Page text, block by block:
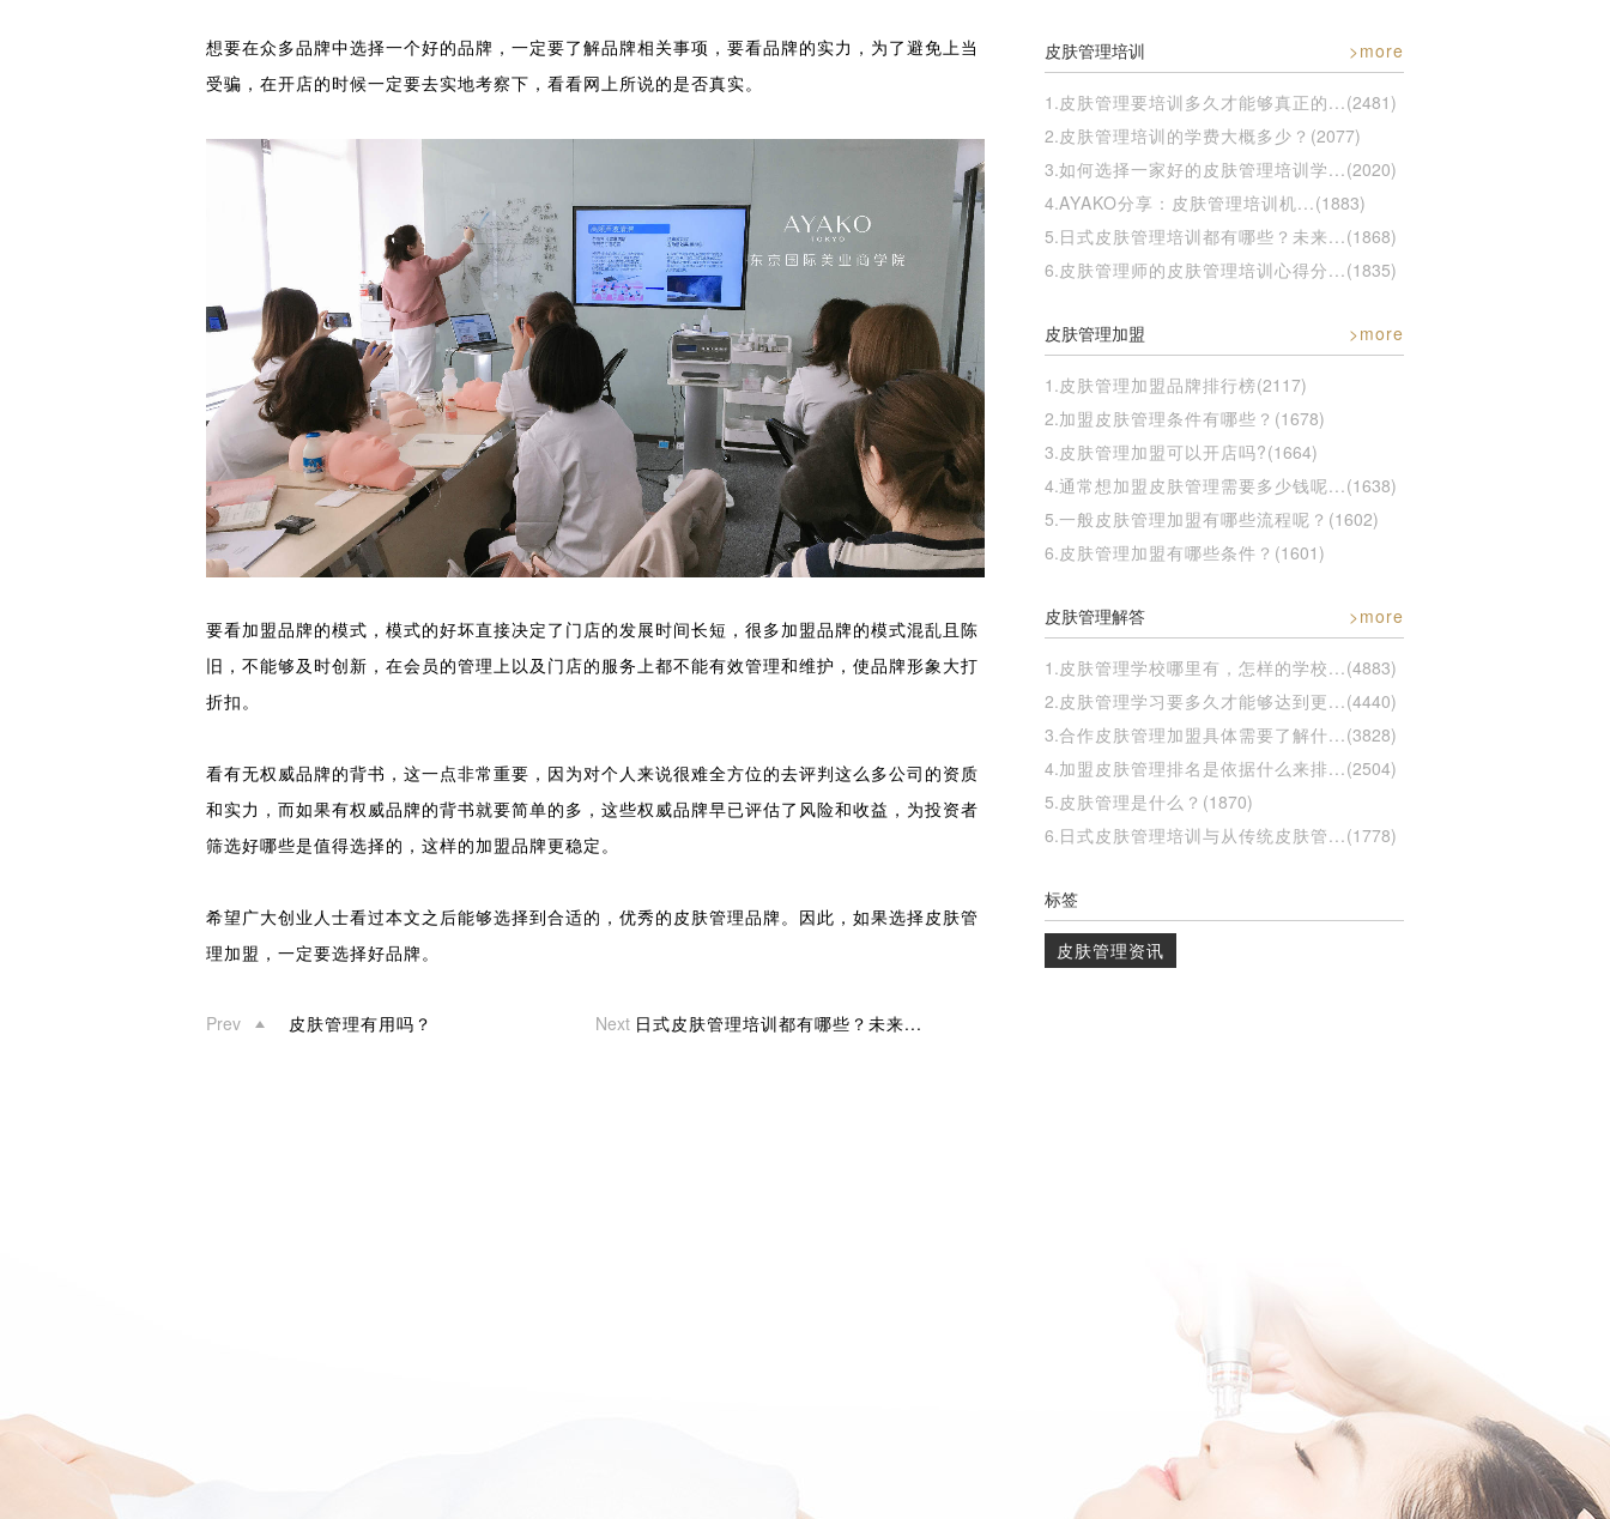
想要在众多品牌中选择一个好的品牌，一定要了解品牌相关事项，要看品牌的实力，为了避免上当
受骗，在开店的时候一定要去实地考察下，看看网上所说的是否真实。
要看加盟品牌的模式，模式的好坏直接决定了门店的发展时间长短，很多加盟品牌的模式混乱且陈
旧，不能够及时创新，在会员的管理上以及门店的服务上都不能有效管理和维护，使品牌形象大打
折扣。
看有无权威品牌的背书，这一点非常重要，因为对个人来说很难全方位的去评判这么多公司的资质
和实力，而如果有权威品牌的背书就要简单的多，这些权威品牌早已评估了风险和收益，为投资者
筛选好哪些是值得选择的，这样的加盟品牌更稳定。
希望广大创业人士看过本文之后能够选择到合适的，优秀的皮肤管理品牌。因此，如果选择皮肤管
理加盟，一定要选择好品牌。
Prev 皮肤管理有用吗？ Next 日式皮肤管理培训都有哪些？未来...
>more
皮肤管理培训
1.皮肤管理要培训多久才能够真正的...(2481)
2.皮肤管理培训的学费大概多少？ (2077)
3.如何选择一家好的皮肤管理培训学...(2020)
4.AYAKO分享：皮肤管理培训机...(1883)
5.日式皮肤管理培训都有哪些？未来...(1868)
6.皮肤管理师的皮肤管理培训心得分...(1835)
>more
皮肤管理加盟
1.皮肤管理加盟品牌排行榜(2117)
2.加盟皮肤管理条件有哪些？ (1678)
3.皮肤管理加盟可以开店吗?(1664)
4.通常想加盟皮肤管理需要多少钱呢...(1638)
5.一般皮肤管理加盟有哪些流程呢？ (1602)
6.皮肤管理加盟有哪些条件？ (1601)
>more
皮肤管理解答
1.皮肤管理学校哪里有，怎样的学校...(4883)
2.皮肤管理学习要多久才能够达到更...(4440)
3.合作皮肤管理加盟具体需要了解什...(3828)
4.加盟皮肤管理排名是依据什么来排...(2504)
5.皮肤管理是什么？ (1870)
6.日式皮肤管理培训与从传统皮肤管...(1778)
标签
皮肤管理资讯